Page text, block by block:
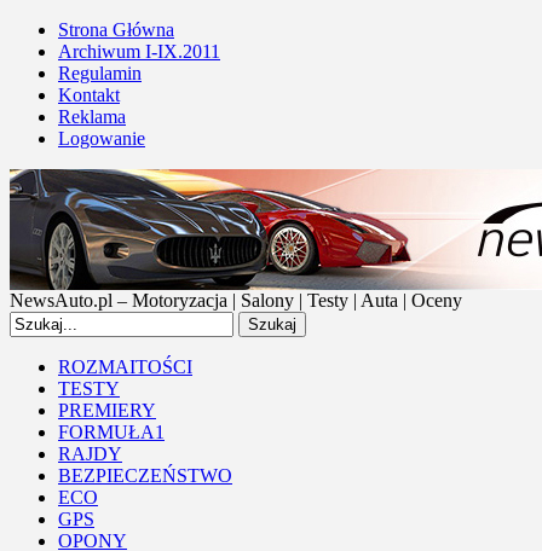
Strona Główna
Archiwum I-IX.2011
Regulamin
Kontakt
Reklama
Logowanie
NewsAuto.pl – Motoryzacja | Salony | Testy | Auta | Oceny
ROZMAITOŚCI
TESTY
PREMIERY
FORMUŁA1
RAJDY
BEZPIECZEŃSTWO
ECO
GPS
OPONY